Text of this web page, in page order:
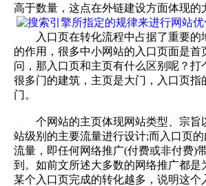
高于数量，这点在外链建设方面体现的
入口页在转化流程中占据了重要的
的作用，很多中小网站的入口页面是首
问，那入口页和主页有什么区别呢？打
很多门的建筑，主页是大门，入口页指
门。
个网站的主页体现网站类型、宗旨
站级别的主要流量进行设计;而入口页
流量，即任何网络推广(付费或非付费)
到。如前文所述大多数的网络推广都是
某个入口页完成的转化越多，说明这个